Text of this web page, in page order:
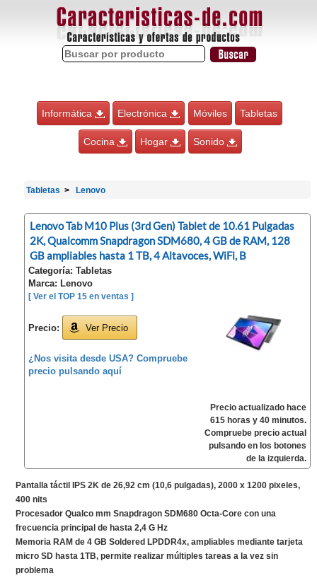
Informática Electrónica Móviles Tabletas
Cocina Hogar Sonido
Tabletas Lenovo
Lenovo Tab M10 Plus (3rd Gen) Tablet de 10.61 Pulgadas
2K, Qualcomm Snapdragon SDM680, 4 GB de RAM, 128
GB ampliables hasta 1 TB, 4 Altavoces, WiFi, B
Categoría: Tabletas
Marca: Lenovo
[ Ver el TOP 15 en ventas ]
Precio: Ver Precio
¿Nos visita desde USA? Compruebe
precio pulsando aquí
Precio actualizado hace
615 horas y 40 minutos.
Compruebe precio actual
pulsando en los botones
de la izquierda.
Pantalla táctil IPS 2K de 26,92 cm (10,6 pulgadas), 2000 x 1200 pixeles,
400 nits
Procesador Qualco mm Snapdragon SDM680 Octa-Core con una
frecuencia principal de hasta 2,4 G Hz
Memoria RAM de 4 GB Soldered LPDDR4x, ampliables mediante tarjeta
micro SD hasta 1TB, permite realizar múltiples tareas a la vez sin
problema